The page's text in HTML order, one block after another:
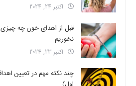
اکتبر 24, 2024
قبل از اهدای خون چه
نخوریم
اکتبر 23, 2024
چند نکته مهم در تعیین